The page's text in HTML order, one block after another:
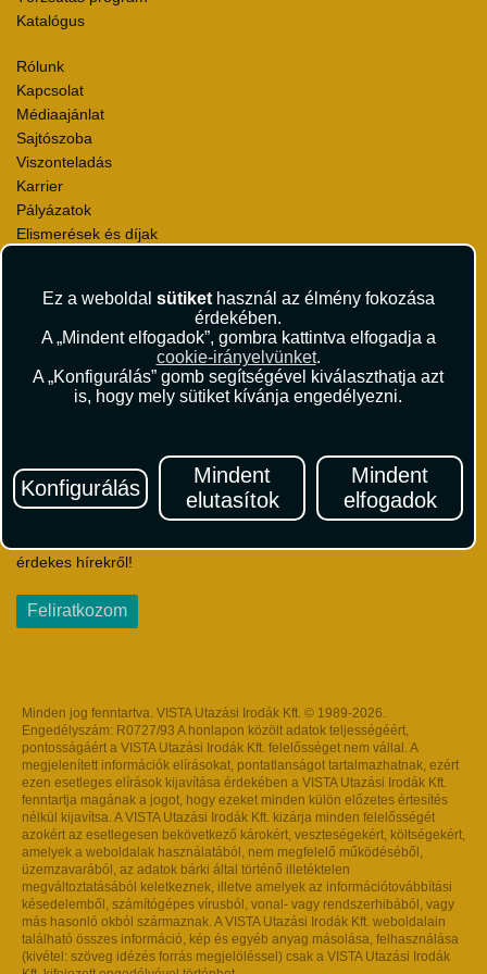
Ez a weboldal sütikethasznál az élmény fokozása
érdekében.
A „Mindent elfogadok”, gombra kattintva elfogadja a
cookie-irányelvünket.
A „Konfigurálás” gomb segítségével kiválaszthatja azt
is, hogy mely sütiket kívánja engedélyezni.
Konfigurálás
Mindent
elutasítok
Mindent
elfogadok
Katalógus
Rólunk
Kapcsolat
Médiaajánlat
Sajtószoba
Viszonteladás
Karrier
Pályázatok
Elismerések és díjak
Utazási Csomag Szerződési Feltételek
Útlemondás-biztosítás Szerződési Feltételek
Utasbiztosítás Szerződési Feltételek
Repülőjegy Szerződési Feltételek
Adatvédelem
Hírlevél
Iratkozzon fel Magyarország egyik legszínesebb utazási
érdekes hírekről!
Feliratkozom
Minden jog fenntartva. VISTA Utazási Irodák Kft. © 1989-2026.
Engedélyszám: R0727/93 A honlapon közölt adatok teljességéért,
pontosságáért a VISTA Utazási Irodák Kft. felelősséget nem vállal. A
megjelenített információk elírásokat, pontatlanságot tartalmazhatnak, ezért
ezen esetleges elírások kijavítása érdekében a VISTA Utazási Irodák Kft.
fenntartja magának a jogot, hogy ezeket minden külön előzetes értesítés
nélkül kijavítsa. A VISTA Utazási Irodák Kft. kizárja minden felelősségét
azokért az esetlegesen bekövetkező károkért, veszteségekért, költségekért,
amelyek a weboldalak használatából, nem megfelelő működéséből,
üzemzavarából, az adatok bárki által történő illetéktelen
megváltoztatásából keletkeznek, illetve amelyek az információtovábbítási
késedelemből, számítógépes vírusból, vonal- vagy rendszerhibából, vagy
más hasonló okból származnak. A VISTA Utazási Irodák Kft. weboldalain
található összes információ, kép és egyéb anyag másolása, felhasználása
(kivétel: szöveg idézés forrás megjelöléssel) csak a VISTA Utazási Irodák